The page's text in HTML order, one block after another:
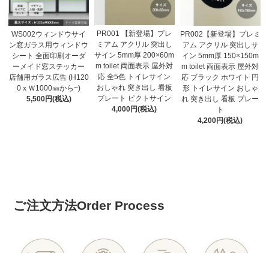
WS002ウィンドウサイ
ン窓ガラス用ウィンドウ
シート 全面印刷オーダ
ーメイド窓ステッカー
店舗用ガラス広告 (H120
0ｘＷ1000㎜から~)
5,500円(税込)
PR001 【新登場】プレ
ミアム アクリル 突出し
サイン 5mm厚 200×60m
m toilet 両面表示 屋外対
応 全5色 トイレサイン
おしゃれ 突き出し 看板
プレート ピクトサイン
4,000円(税込)
PR002【新登場】プレミ
アム アクリル 突出しサ
イン 5mm厚 150×150m
m toilet 両面表示 屋外対
応 ブラック ホワイト 円
形 トイレサイン おしゃ
れ 突き出し 看板 プレー
ト
4,200円(税込)
ご注文方法Order Process